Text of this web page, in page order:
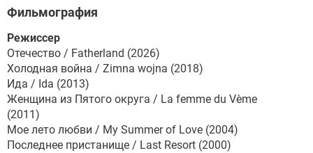
Фильмография
Режиссер
Отечество / Fatherland (2026)
Холодная война / Zimna wojna (2018)
Ида / Ida (2013)
Женщина из Пятого округа / La femme du Vème
(2011)
Мое лето любви / My Summer of Love (2004)
Последнее пристанище / Last Resort (2000)